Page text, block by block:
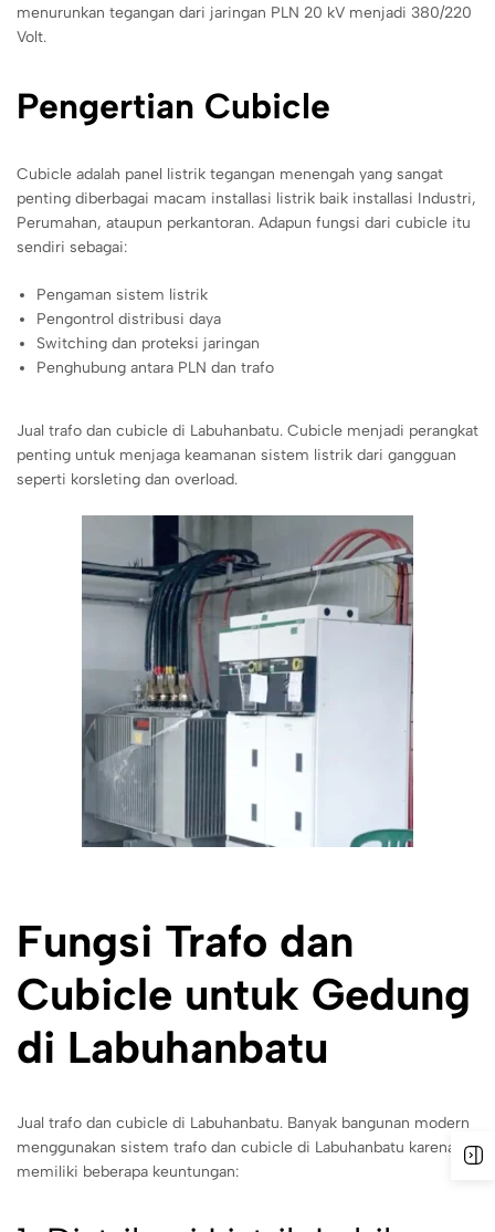
menurunkan tegangan dari jaringan PLN 20 kV menjadi 380/220
Volt.
Pengertian Cubicle
Cubicle adalah panel listrik tegangan menengah yang sangat
penting diberbagai macam installasi listrik baik installasi Industri,
Perumahan, ataupun perkantoran. Adapun fungsi dari cubicle itu
sendiri sebagai:
Pengaman sistem listrik
Pengontrol distribusi daya
Switching dan proteksi jaringan
Penghubung antara PLN dan trafo
Jual trafo dan cubicle di Labuhanbatu. Cubicle menjadi perangkat
penting untuk menjaga keamanan sistem listrik dari gangguan
seperti korsleting dan overload.
Fungsi Trafo dan
Cubicle untuk Gedung
di Labuhanbatu
Jual trafo dan cubicle di Labuhanbatu. Banyak bangunan modern
menggunakan sistem trafo dan cubicle di Labuhanbatu karena
memiliki beberapa keuntungan: